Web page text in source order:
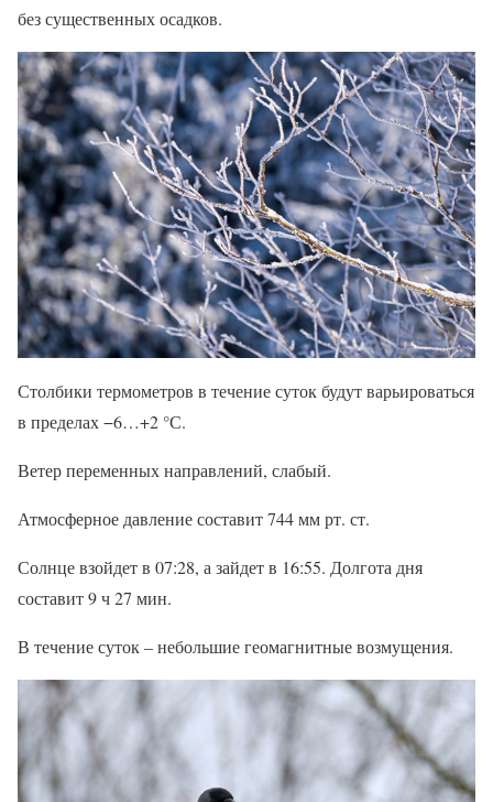
без существенных осадков.
Столбики термометров в течение суток будут варьироваться
в пределах −6…+2 °С.
Ветер переменных направлений, слабый.
Атмосферное давление составит 744 мм рт. ст.
Солнце взойдет в 07:28, а зайдет в 16:55. Долгота дня
составит 9 ч 27 мин.
В течение суток – небольшие геомагнитные возмущения.